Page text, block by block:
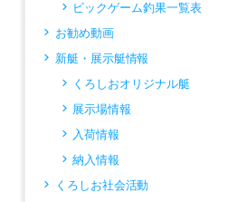
ビックゲーム釣果一覧表
お勧め動画
新艇・展示艇情報
くろしおオリジナル艇
展示場情報
入荷情報
納入情報
くろしお社会活動